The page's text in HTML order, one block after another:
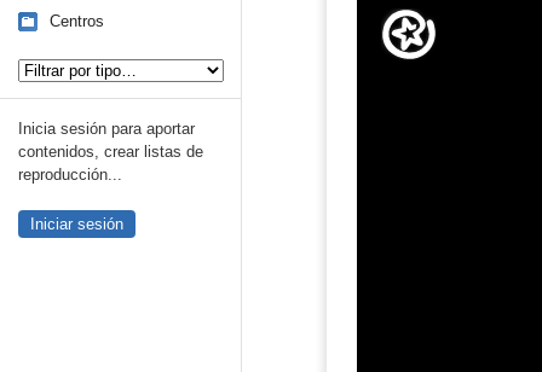
Centros
Inicia sesión para aportar
contenidos, crear listas de
reproducción...
Iniciar sesión
50%